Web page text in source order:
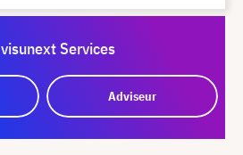
visunext Services
Adviseur